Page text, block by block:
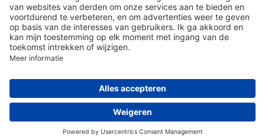
Algemene voorwaarden Disclaimer
Colofon
© 2026 Hitma B.V.